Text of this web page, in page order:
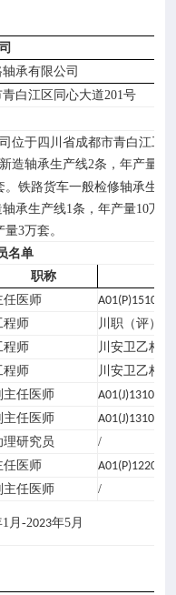



承有限公司
白江区同心大道201号
位于四川省成都市青白江工
造轴承生产线2条，年产量
。铁路货车一般检修轴承生产
承生产线1条，年产量10万
量3万套。
名单
职称
任医师
程师 川职（评）
程师
川安卫乙构
程师
川安卫乙构
主任医师
主任医师
理研究员
/
任医师
主任医师
/
1 月 -2023年5月